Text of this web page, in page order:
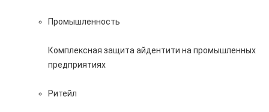
Промышленность
Комплексная защита айдентити на промышленных
предприятиях
Ритейл